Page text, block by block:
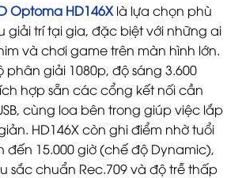
Optoma HD146X là lựa chọn phù
giải trí tại gia, đặc biệt với những ai
và chơi game trên màn hình lớn.
phân giải 1080p, độ sáng 3.600
hợp sẵn các cổng kết nối cần
cùng loa bên trong giúp việc lắp
HD146X còn ghi điểm nhờ tuổi
đến 15.000 giờ (chế độ Dynamic),
sắc chuẩn Rec.709 và độ trễ thấp